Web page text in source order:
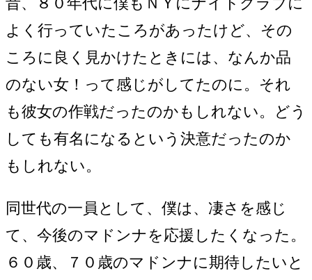
よく行っていたころがあったけど、その
ころに良く見かけたときには、なんか品
のない女！って感じがしてたのに。それ
も彼女の作戦だったのかもしれない。どう
しても有名になるという決意だったのか
もしれない。
同世代の一員として、僕は、凄さを感じ
て、今後のマドンナを応援したくなった。
６０歳、７０歳のマドンナに期待したいと